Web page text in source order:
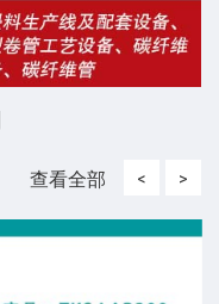
查看全部 < >